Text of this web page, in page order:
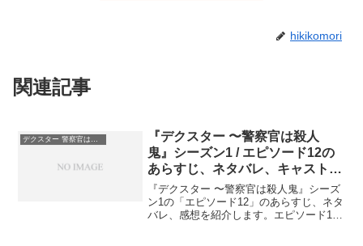
hikikomori
関連記事
『デクスター 〜警察官は殺人
鬼』シーズン1 / エピソード12の
あらすじ、ネタバレ、キャスト、
感想
『デクスター 〜警察官は殺人鬼』シーズ
ン1の「エピソード12」のあらすじ、ネタ
バレ、感想を紹介します。エピソード12